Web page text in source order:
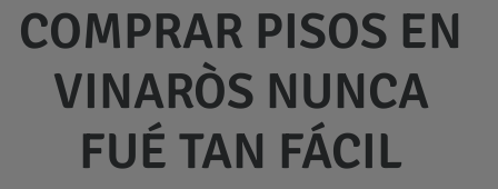
COMPRAR PISOS EN
VINARÒS NUNCA
FUÉ TAN FÁCIL